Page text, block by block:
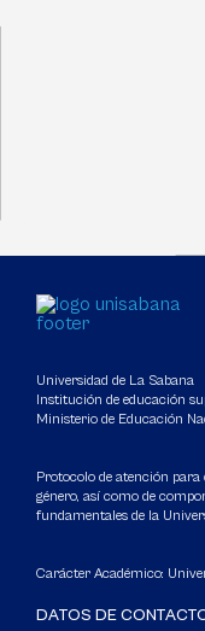
Universidad de La Sabana
Institución de educación
Ministerio de Educación
Protocolo de atención para
género, así como de
fundamentales de la
Carácter Académico:
DATOS DE